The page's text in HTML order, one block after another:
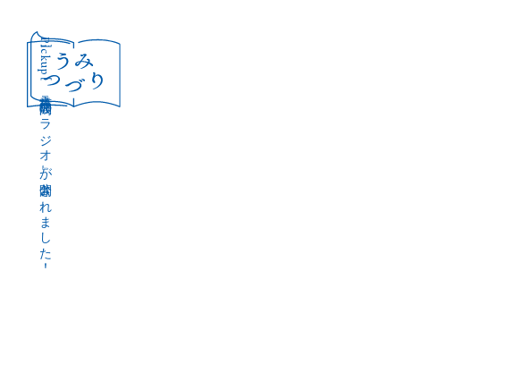
［Pickup］
音声作品『波間のラジオ』が公開されました！